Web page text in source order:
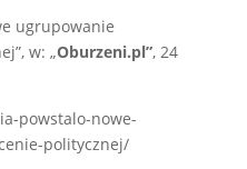
ugrupowanie
w: „Oburzeni.pl”, 24
powstalo-nowe-
politycznej/